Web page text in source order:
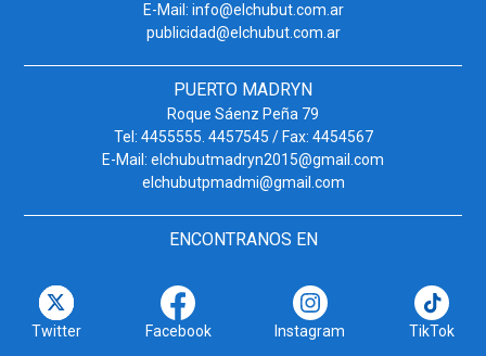
E-Mail: info@elchubut.com.ar
publicidad@elchubut.com.ar
PUERTO MADRYN
Roque Sáenz Peña 79
Tel: 4455555. 4457545 / Fax: 4454567
E-Mail: elchubutmadryn2015@gmail.com
elchubutpmadmi@gmail.com
ENCONTRANOS EN
Twitter Facebook Instagram TikTok